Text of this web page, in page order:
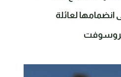
انضمامها لعائلة